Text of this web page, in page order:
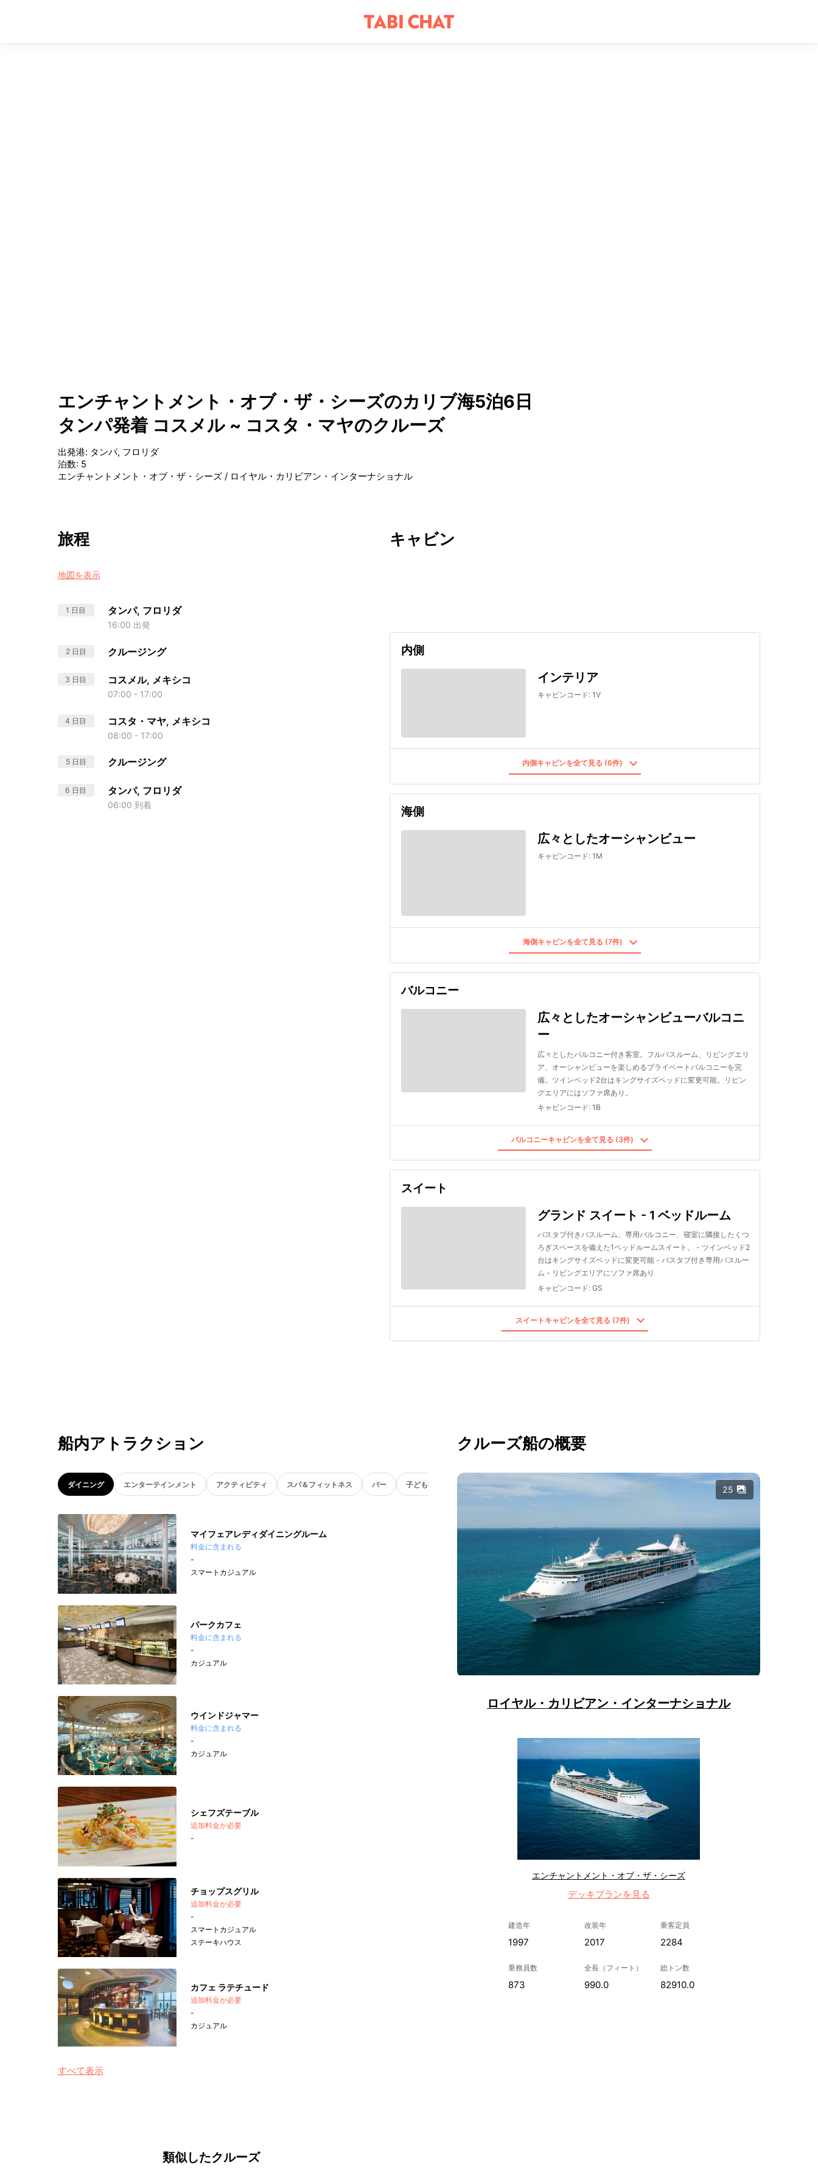
エンチャントメント・オブ・ザ・シーズのカリブ海5泊6日
タンパ発着 コスメル ~ コスタ・マヤのクルーズ
出発港: タンパ, フロリダ
泊数: 5
エンチャントメント・オブ・ザ・シーズ/ ロイヤル・カリビアン・インターナショナル
旅程
地図を表示
1 日目 タンパ, フロリダ
16:00 出発
2 日目 クルージング
3 日目 コスメル, メキシコ
07:00 - 17:00
4 日目 コスタ・マヤ, メキシコ
08:00 - 17:00
5 日目 クルージング
6 日目 タンパ, フロリダ
06:00 到着
キャビン
内側
インテリア
キャビンコード: 1V
内側キャビンを全て見る (6件)
海側
広々としたオーシャンビュー
キャビンコード: 1M
海側キャビンを全て見る (7件)
バルコニー
広々としたオーシャンビューバルコニ
ー
広々としたバルコニー付き客室。フルバスルーム、リビングエリ
ア、オーシャンビューを楽しめるプライベートバルコニーを完
備。ツインベッド2台はキングサイズベッドに変更可能。リビン
グエリアにはソファ席あり。
キャビンコード: 1B
バルコニーキャビンを全て見る (3件)
スイート
グランド スイート - 1 ベッドルーム
バスタブ付きバスルーム、専用バルコニー、寝室に隣接したくつ
ろぎスペースを備えた1ベッドルームスイート。 - ツインベッド2
台はキングサイズベッドに変更可能 - バスタブ付き専用バスルー
ム - リビングエリアにソファ席あり
キャビンコード: GS
スイートキャビンを全て見る (7件)
船内アトラクション
ダイニング エンターテインメント アクティビティ スパ＆フィットネス バー 子ども向け
マイフェアレディダイニングルーム
料金に含まれる
-
スマートカジュアル
パークカフェ
料金に含まれる
-
カジュアル
ウインドジャマー
料金に含まれる
-
カジュアル
シェフズテーブル
追加料金が必要
-
チョップスグリル
追加料金が必要
-
スマートカジュアル
ステーキハウス
カフェ ラテチュード
追加料金が必要
-
カジュアル
すべて表示
クルーズ船の概要
25
ロイヤル・カリビアン・インターナショナル
エンチャントメント・オブ・ザ・シーズ
デッキプランを見る
建造年
1997
改装年
2017
乗客定員
2284
乗務員数
873
全長（フィート）
990.0
総トン数
82910.0
類似したクルーズ